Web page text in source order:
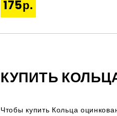
175р.
КУПИТЬ
Чтобы купить Кольца